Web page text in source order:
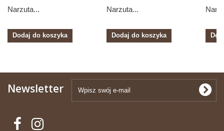
Narzuta...
Dodaj do koszyka
Narzuta...
Dodaj do koszyka
Newsletter